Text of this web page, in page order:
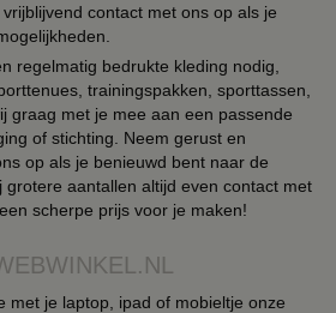
contact met ons op als je
regelmatig bedrukte kleding nodig,
trainingspakken, sporttassen,
graag met je mee aan een passende
of stichting. Neem gerust en
op als je benieuwd bent naar de
grotere aantallen altijd even contact met
scherpe prijs voor je maken!
met je laptop, ipad of mobieltje onze